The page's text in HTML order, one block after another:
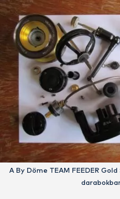
A By Döme TEAM FEEDER